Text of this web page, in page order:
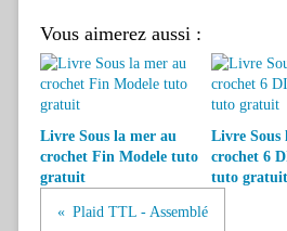
Vous aimerez aussi :
Livre Sous la mer au
crochet Fin Modele tuto
gratuit
Livre Sous
crochet 6
tuto gratuit
Plaid TTL - Assemblé